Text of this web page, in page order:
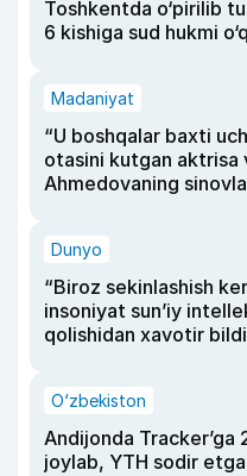
Toshkentda o‘pirilib
6 kishiga sud hukmi
Madaniyat
“U boshqalar baxti
otasini kutgan aktrisa
Ahmedovaning
Dunyo
“Biroz sekinlashish
insoniyat sun’iy
qolishidan xavotir
O‘zbekiston
Andijonda Tracker’ga
joylab, YTH sodir